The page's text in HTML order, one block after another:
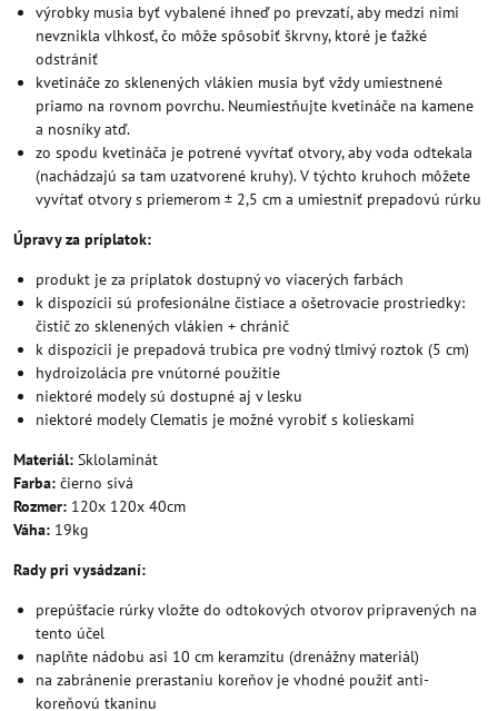
výrobky musia byť vybalené ihneď po prevzatí, aby medzi nimi
nevznikla vlhkosť, čo môže spôsobiť škrvny, ktoré je ťažké
odstrániť
kvetináče zo sklenených vlákien musia byť vždy umiestnené
priamo na rovnom povrchu. Neumiestňujte kvetináče na kamene
a nosníky atď.
zo spodu kvetináča je potrené vyvŕtať otvory, aby voda odtekala
(nachádzajú sa tam uzatvorené kruhy). V týchto kruhoch môžete
vyvŕtať otvory s priemerom ± 2,5 cm a umiestniť prepadovú rúrku
Úpravy za príplatok:
produkt je za príplatok dostupný vo viacerých farbách
k dispozícii sú profesionálne čistiace a ošetrovacie prostriedky:
čistič zo sklenených vlákien + chránič
k dispozícii je prepadová trubica pre vodný tlmivý roztok (5 cm)
hydroizolácia pre vnútorné použitie
niektoré modely sú dostupné aj v lesku
niektoré modely Clematis je možné vyrobiť s kolieskami
Materiál: Sklolaminát
Farba: čierno sivá
Rozmer: 120x 120x 40cm
Váha: 19kg
Rady pri vysádzaní:
prepúšťacie rúrky vložte do odtokových otvorov pripravených na
tento účel
naplňte nádobu asi 10 cm keramzitu (drenážny materiál)
na zabránenie prerastaniu koreňov je vhodné použiť anti-
koreňovú tkaninu